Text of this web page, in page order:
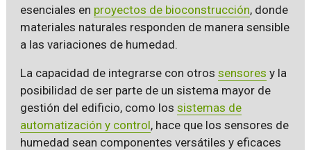
esenciales en proyectos de bioconstrucción, donde
materiales naturales responden de manera sensible
a las variaciones de humedad.
La capacidad de integrarse con otros sensores y la
posibilidad de ser parte de un sistema mayor de
gestión del edificio, como los sistemas de
automatización y control, hace que los sensores de
humedad sean componentes versátiles y eficaces